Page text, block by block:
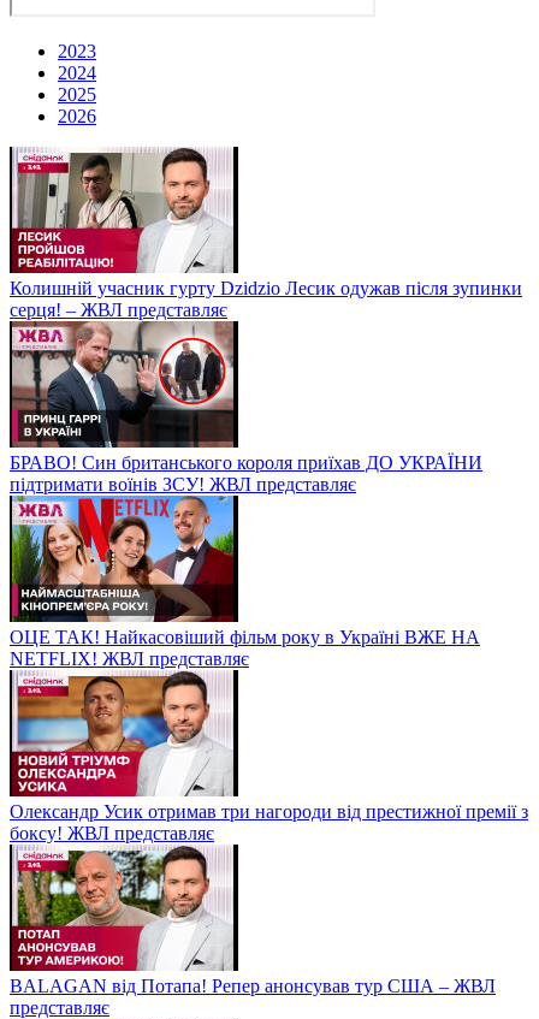
2023
2024
2025
2026
Колишній учасник гурту Dzidzio Лесик одужав після зупинки
серця! – ЖВЛ представляє
БРАВО! Син британського короля приїхав ДО УКРАЇНИ
підтримати воїнів ЗСУ! ЖВЛ представляє
ОЦЕ ТАК! Найкасовіший фільм року в Україні ВЖЕ НА
NETFLIX! ЖВЛ представляє
Олександр Усик отримав три нагороди від престижної премії з
боксу! ЖВЛ представляє
BALAGAN від Потапа! Репер анонсував тур США – ЖВЛ
представляє